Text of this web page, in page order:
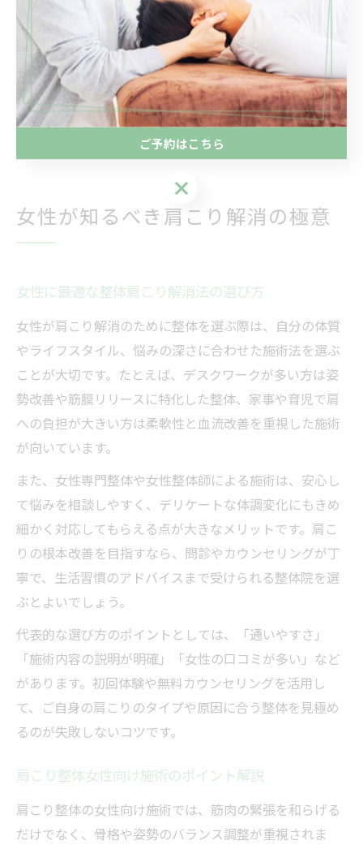
持続させやすくなります。
実際に、整体施術後に姿勢指導やストレッチの習慣化を
取り入れた女性からは「以前より肩こりが起こりにくく
なった」との声も多く、セルフケアとの併用が再発防止
につながります。自分に合った方法を見つけ、継続的な
ケアを心がけましょう。
女性が知るべき肩こり解消の極意
女性に最適な整体肩こり解消法の選び方
女性が肩こり解消のために整体を選ぶ際は、自分の体質
やライフスタイル、悩みの深さに合わせた施術法を選ぶ
ことが大切です。たとえば、デスクワークが多い方は姿
勢改善や筋膜リリースに特化した整体、家事や育児で肩
への負担が大きい方は柔軟性と血流改善を重視した施術
が向いています。
また、女性専門整体や女性整体師による施術は、安心し
て悩みを相談しやすく、デリケートな体調変化にもきめ
細かく対応してもらえる点が大きなメリットです。肩こ
りの根本改善を目指すなら、問診やカウンセリングが丁
寧で、生活習慣のアドバイスまで受けられる整体院を選
ぶとよいでしょう。
代表的な選び方のポイントとしては、「通いやすさ」
「施術内容の説明が明確」「女性の口コミが多い」など
があります。初回体験や無料カウンセリングを活用し
て、ご自身の肩こりのタイプや原因に合う整体を見極め
るのが失敗しないコツです。
肩こり整体女性向け施術のポイント解説
肩こり整体の女性向け施術では、筋肉の緊張を和らげる
だけでなく、骨格や姿勢のバランス調整が重視されま
ご予約はこちら
ご予約はこちら